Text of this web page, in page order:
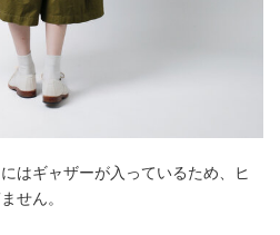
はギャザーが入っているため、ヒ
せん。